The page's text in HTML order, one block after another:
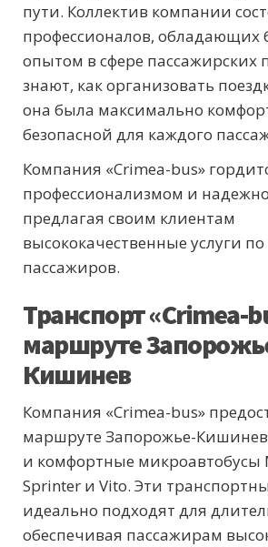
пути. Коллектив компании
профессионалов, обладающих
опытом в сфере пассажирских
знают, как организовать
она была максимально
безопасной для каждого
Компания «Crimea-bus»
профессионализмом и
предлагая своим клиентам
высококачественные услуги по
пассажиров.
Транспорт «Crimea-
маршруте
Кишинев
Компания «Crimea-bus»
маршруте Запорожье-
и комфортные микроавтобусы
Sprinter и Vito. Эти
идеально подходят для
обеспечивая пассажирам